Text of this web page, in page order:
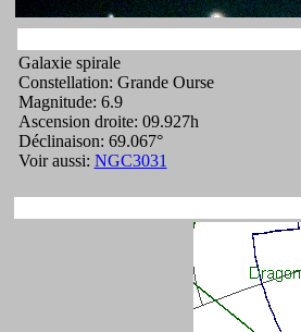
Galaxie spirale
Constellation: Grande Ourse
Magnitude: 6.9
Ascension droite: 09.927h
Déclinaison: 69.067°
Voir aussi: NGC3031